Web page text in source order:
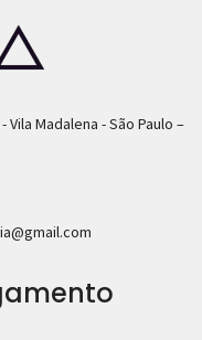
Madalena - São Paulo –